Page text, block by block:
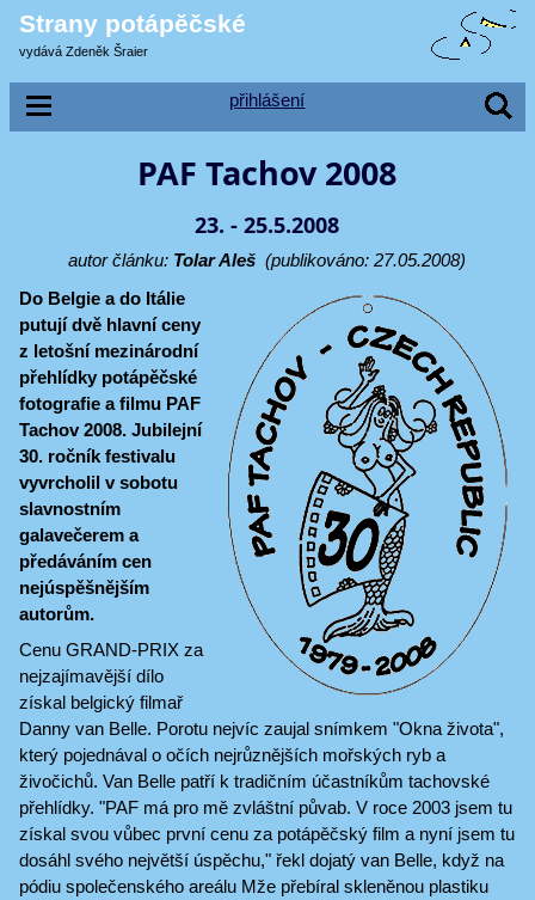
Strany potápěčské
vydává Zdeněk Šraier
přihlášení
PAF Tachov 2008
23. - 25.5.2008
autor článku: Tolar Aleš (publikováno: 27.05.2008)
Do Belgie a do Itálie
putují dvě hlavní ceny
z letošní mezinárodní
přehlídky potápěčské
fotografie a filmu PAF
Tachov 2008. Jubilejní
30. ročník festivalu
vyvrcholil v sobotu
slavnostním
galavečerem a
předáváním cen
nejúspěšnějším
autorům.
Cenu GRAND-PRIX za
nejzajímavější dílo
získal belgický filmař
Danny van Belle. Porotu nejvíc zaujal snímkem "Okna života",
který pojednával o očích nejrůznějších mořských ryb a
živočichů. Van Belle patří k tradičním účastníkům tachovské
přehlídky. "PAF má pro mě zvláštní půvab. V roce 2003 jsem tu
získal svou vůbec první cenu za potápěčský film a nyní jsem tu
dosáhl svého největší úspěchu," řekl dojatý van Belle, když na
pódiu společenského areálu Mže přebíral skleněnou plastiku